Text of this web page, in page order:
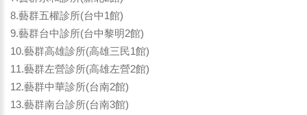
8.藝群五權診所(台中1館)
9.藝群台中診所(台中黎明2館)
10.藝群高雄診所(高雄三民1館)
11.藝群左營診所(高雄左營2館)
12.藝群中華診所(台南2館)
13.藝群南台診所(台南3館)